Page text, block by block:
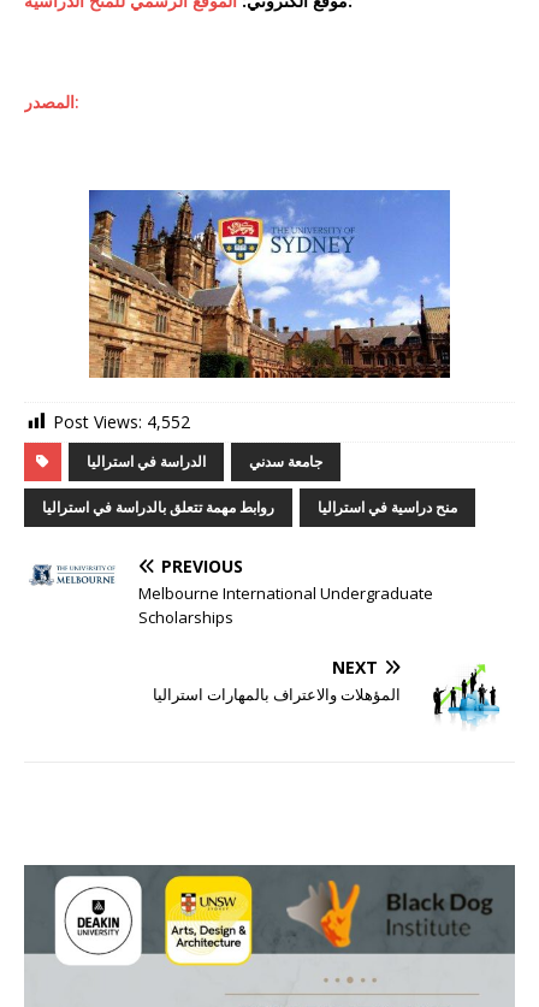
المصدر:
Post Views: 4,552
الدراسة في استراليا جامعة سدني
روابط مهمة تتعلق بالدراسة في استراليا منح دراسية في استراليا
PREVIOUS
Melbourne International Undergraduate
Scholarships
NEXT
المؤهلات والاعتراف بالمهارات استراليا